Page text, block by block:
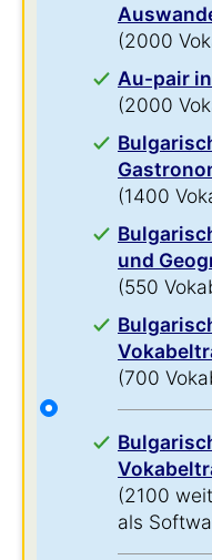
(2000
Au-pair
(2000
(1400
und
(550
(700
(2100
als